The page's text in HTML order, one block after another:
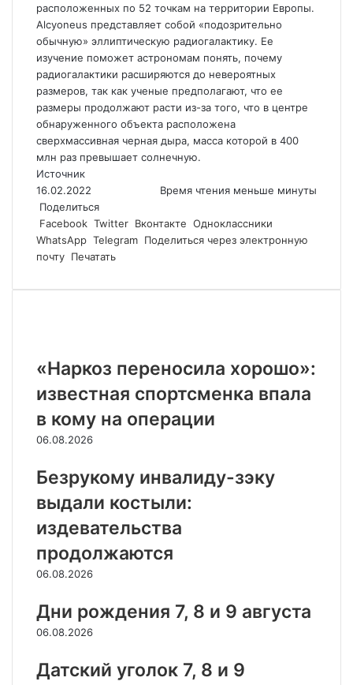
расположенных по 52 точкам на территории Европы.
Alcyoneus представляет собой «подозрительно
обычную» эллиптическую радиогалактику. Ее
изучение поможет астрономам понять, почему
радиогалактики расширяются до невероятных
размеров, так как ученые предполагают, что ее
размеры продолжают расти из-за того, что в центре
обнаруженного объекта расположена
сверхмассивная черная дыра, масса которой в 400
млн раз превышает солнечную.
Источник
16.02.2022
Время чтения меньше минуты
Поделиться
Facebook Twitter Вконтакте Одноклассники
WhatsApp Telegram Поделиться через электронную
почту Печатать
«Наркоз переносила хорошо»:
известная спортсменка впала
в кому на операции
06.08.2026
Безрукому инвалиду-зэку
выдали костыли:
издевательства
продолжаются
06.08.2026
Дни рождения 7, 8 и 9 августа
06.08.2026
Датский уголок 7, 8 и 9